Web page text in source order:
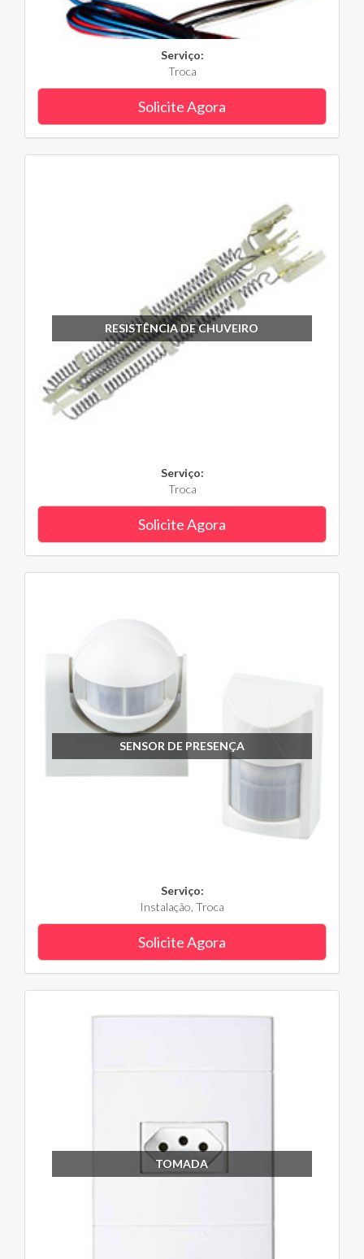
Serviço:
Troca
Solicite Agora
RESISTÊNCIA DE CHUVEIRO
Serviço:
Troca
Solicite Agora
SENSOR DE PRESENÇA
Serviço:
Instalação, Troca
Solicite Agora
TOMADA